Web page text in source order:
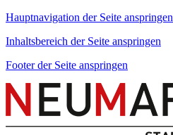
Hauptnavigation der Seite anspringen
Inhaltsbereich der Seite anspringen
Footer der Seite anspringen